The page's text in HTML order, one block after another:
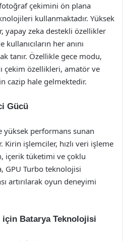
çekimini ön plana
kullanmaktadır. Yüksek
yapay zeka destekli özellikler
her anını
tanır. Özellikle gece modu,
çekim özellikleri, amatör ve
cazip hale gelmektedir.
Gücü
yüksek performans sunan
Kirin işlemciler, hızlı veri işleme
içerik tüketimi ve çoklu
GPU Turbo teknolojisi
artırılarak oyun deneyimi
için Batarya Teknolojisi